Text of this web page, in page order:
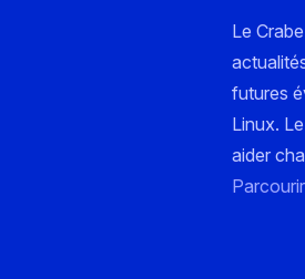
Le
futures
Linux.
aider